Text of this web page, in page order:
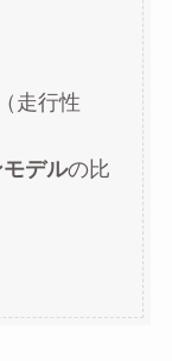
（走行性
デルの比